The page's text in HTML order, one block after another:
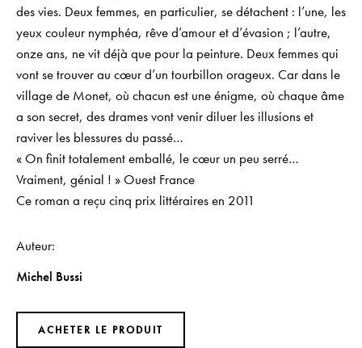
des vies. Deux femmes, en particulier, se détachent : l’une, les
yeux couleur nymphéa, rêve d’amour et d’évasion ; l’autre,
onze ans, ne vit déjà que pour la peinture. Deux femmes qui
vont se trouver au cœur d’un tourbillon orageux. Car dans le
village de Monet, où chacun est une énigme, où chaque âme
a son secret, des drames vont venir diluer les illusions et
raviver les blessures du passé…
« On finit totalement emballé, le cœur un peu serré…
Vraiment, génial ! » Ouest France
Ce roman a reçu cinq prix littéraires en 2011
Auteur
Michel Bussi
ACHETER LE PRODUIT